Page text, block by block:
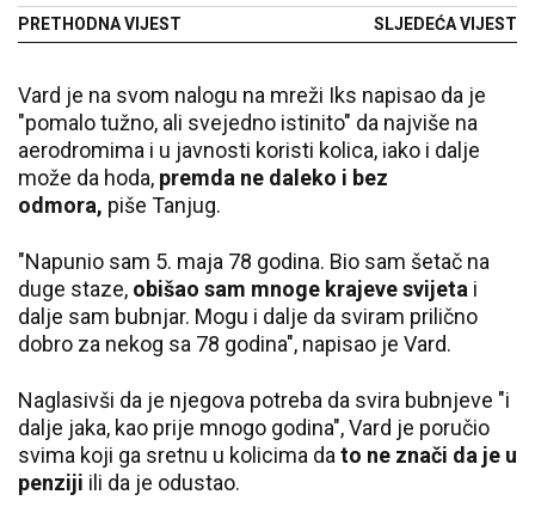
PRETHODNA VIJEST SLJEDEĆA VIJEST
Vard je na svom nalogu na mreži Iks napisao da je
"pomalo tužno, ali svejedno istinito" da najviše na
aerodromima i u javnosti koristi kolica, iako i dalje
može da hoda, premda ne daleko i bez
odmora, piše Tanjug.
"Napunio sam 5. maja 78 godina. Bio sam šetač na
duge staze, obišao sam mnoge krajeve svijeta i
dalje sam bubnjar. Mogu i dalje da sviram prilično
dobro za nekog sa 78 godina", napisao je Vard.
Naglasivši da je njegova potreba da svira bubnjeve "i
dalje jaka, kao prije mnogo godina", Vard je poručio
svima koji ga sretnu u kolicima da to ne znači da je u
penziji ili da je odustao.